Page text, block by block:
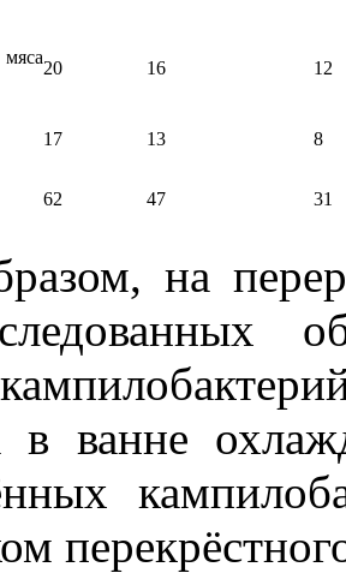
20 16 12
17 13 8
62 47 31
на
в ванне